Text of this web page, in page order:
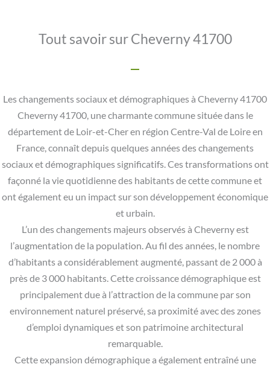
Tout savoir sur Cheverny 41700
Les changements sociaux et démographiques à Cheverny 41700
Cheverny 41700, une charmante commune située dans le
département de Loir-et-Cher en région Centre-Val de Loire en
France, connaît depuis quelques années des changements
sociaux et démographiques significatifs. Ces transformations ont
façonné la vie quotidienne des habitants de cette commune et
ont également eu un impact sur son développement économique
et urbain.
L’un des changements majeurs observés à Cheverny est
l’augmentation de la population. Au fil des années, le nombre
d’habitants a considérablement augmenté, passant de 2 000 à
près de 3 000 habitants. Cette croissance démographique est
principalement due à l’attraction de la commune par son
environnement naturel préservé, sa proximité avec des zones
d’emploi dynamiques et son patrimoine architectural
remarquable.
Cette expansion démographique a également entraîné une